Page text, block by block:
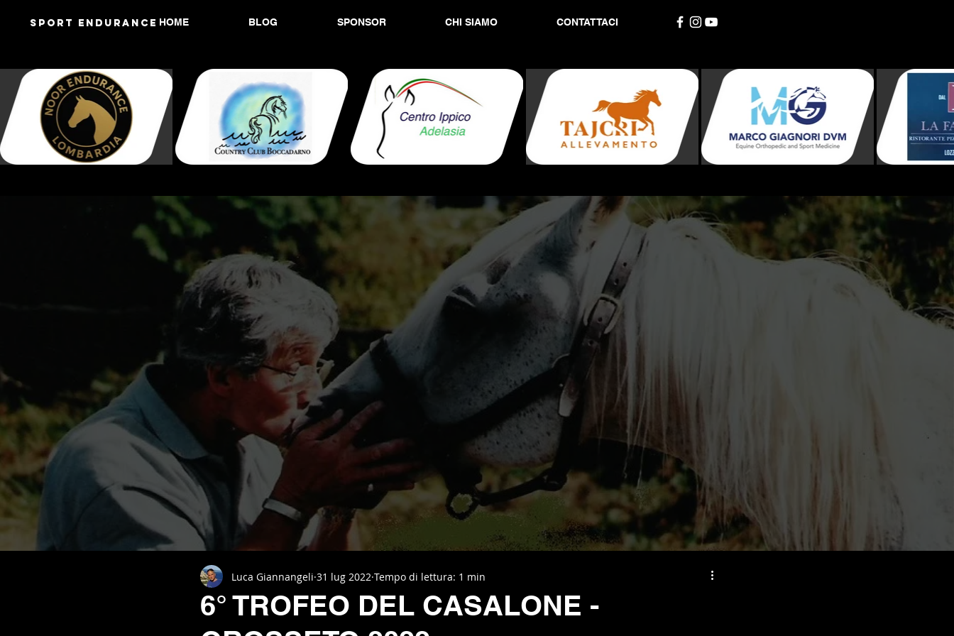
Sport endurANCE HOME BLOG SPONSOR CHI SIAMO CONTATTACI
6° TROFEO DEL CASALONE -
Luca Giannangeli 31 lug 2022 Tempo di lettura: 1 min